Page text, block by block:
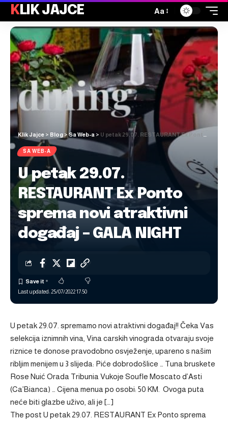
KLIK JAJCE Aa
Klik Jajce > Blog>Sa Web-a > U petak 29.07. RESTAURANT Ex Ponto sprema novi atraktivni događaj – GALA NIGHT
SA WEB-A
U petak 29.07.
RESTAURANT Ex Ponto
sprema novi atraktivni
događaj – GALA NIGHT
Last updated: 25/07/2022 17:50
U petak 29.07. spremamo novi atraktivni događaj!! Čeka Vas
selekcija iznimnih vina, Vina carskih vinograda otvaraju svoje
riznice te donose pravodobno osvježenje, upareno s našim
ribljim menijem u 3 slijeda: Piće dobrodošlice … Tuna bruskete
Rose Nuić Orada Tribunia Vukoje Soufle Moscato d’Asti
(Ca’Bianca) … Cijena menua po osobi: 50 KM. Ovoga puta
neće biti glazbe uživo, ali je […]
The post U petak 29.07. RESTAURANT Ex Ponto sprema